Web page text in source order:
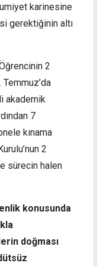
karinesine
gerektiğinin altı
2
akademik
7
kınama
2
sürecin halen
konusunda
doğması